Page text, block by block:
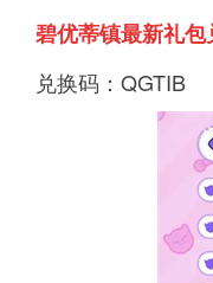
碧优蒂镇最新礼包
兑换码：QGTIB